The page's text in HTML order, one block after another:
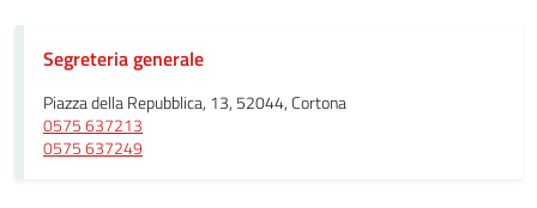
Segreteria generale
Piazza della Repubblica, 13, 52044, Cortona
0575 637213
0575 637249